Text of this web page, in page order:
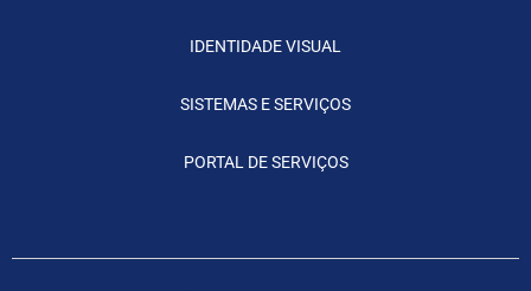
IDENTIDADE VISUAL
SISTEMAS E SERVIÇOS
PORTAL DE SERVIÇOS